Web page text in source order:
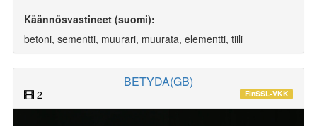
Käännösvastineet (suomi):
betoni, sementti, muurari, muurata, elementti, tiili
BETYDA(GB)
2 FinSSL-VKK